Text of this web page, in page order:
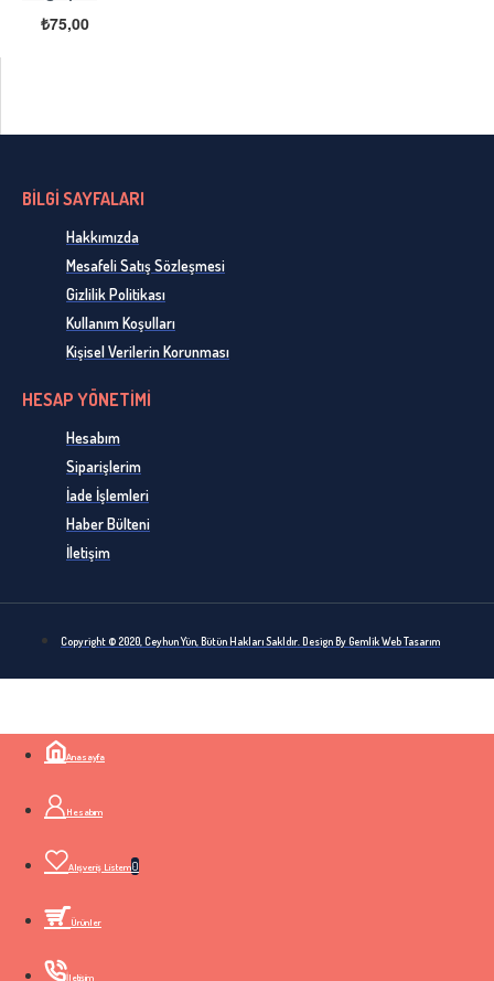
₺75,00
BİLGİ SAYFALARI
Hakkımızda
Mesafeli Satış Sözleşmesi
Gizlilik Politikası
Kullanım Koşulları
Kişisel Verilerin Korunması
HESAP YÖNETİMİ
Hesabım
Siparişlerim
İade İşlemleri
Haber Bülteni
İletişim
Copyright © 2020, Ceyhun Yün, Bütün Hakları Sakldır. Design By Gemlik Web Tasarım
Anasayfa
Hesabım
Alışveriş Listem0
Ürünler
İletişim